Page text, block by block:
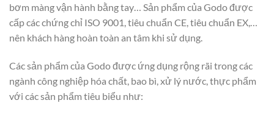
bơm màng vận hành bằng tay… Sản phẩm của Godo được
cấp các chứng chỉ ISO 9001, tiêu chuẩn CE, tiêu chuẩn EX,…
nên khách hàng hoàn toàn an tâm khi sử dụng.
Các sản phẩm của Godo được ứng dụng rộng rãi trong các
ngành công nghiệp hóa chất, bao bì, xử lý nước, thực phẩm
với các sản phẩm tiêu biểu như: